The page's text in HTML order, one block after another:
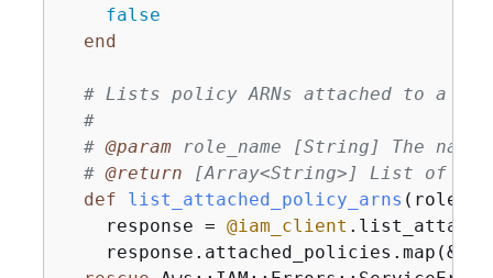
false
end
# Lists policy ARNs attached to a
#
# @param role_name [String] The
# @return [Array<String>] List of
def
list_attached_policy_arns
    response =
@iam_client
    response.attached_policies.map(&